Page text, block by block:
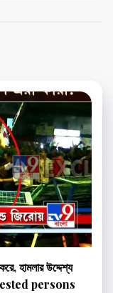
হামলার উদ্দেশ্য
persons